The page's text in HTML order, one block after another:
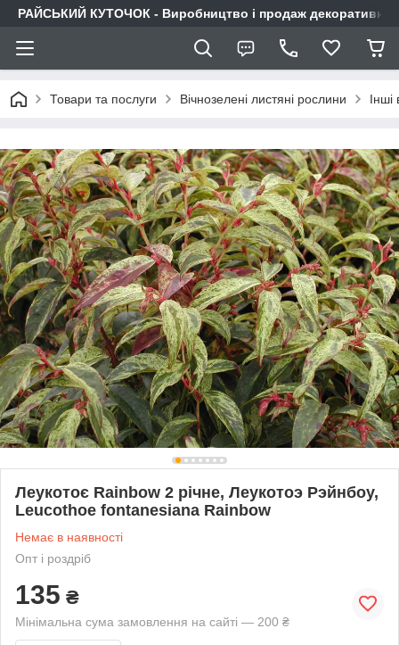
РАЙСЬКИЙ КУТОЧОК - Виробництво і продаж декоративних
Товари та послуги Вічнозелені листяні рослини Інші
Леукотоє Rainbow 2 річне, Леукотоэ Рэйнбоу,
Leucothoe fontanesiana Rainbow
Немає в наявності
Опт і роздріб
135 ₴
Мінімальна сума замовлення на сайті — 200 ₴